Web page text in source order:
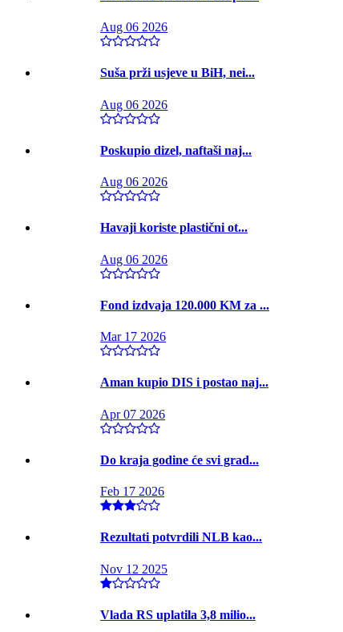
Aug 06 2026
Suša prži usjeve u BiH, nei...
Aug 06 2026
Poskupio dizel, naftaši naj...
Aug 06 2026
Havaji koriste plastični ot...
Aug 06 2026
Fond izdvaja 120.000 KM za ...
Mar 17 2026
Aman kupio DIS i postao naj...
Apr 07 2026
Do kraja godine će svi grad...
Feb 17 2026
Rezultati potvrdili NLB kao...
Nov 12 2025
Vlada RS uplatila 3,8 milio...